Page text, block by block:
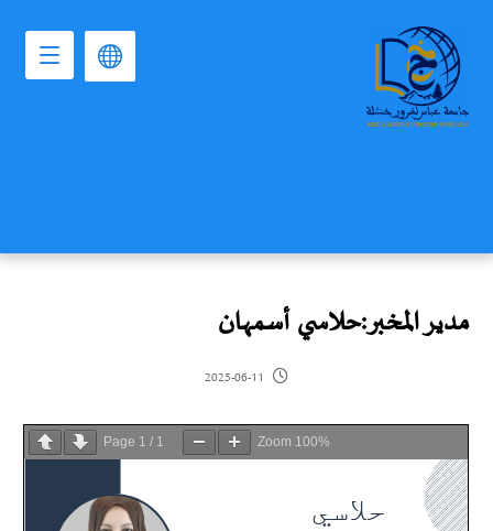
مدير المخبر:حلاسي أسمهان
2025-06-11
Page 1 / 1 Zoom 100%